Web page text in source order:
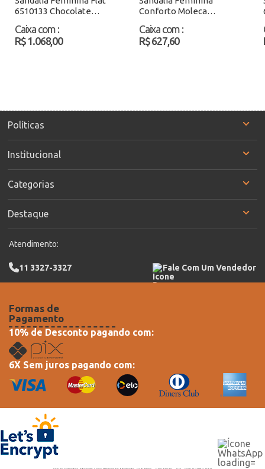
6510133 Chocolate
Caixa com :
R$ 1.068,00
Conforto Moleca
Caixa com :
R$ 627,60
Políticas
Institucional
Categorias
Destaque
Atendimento:
11 3327-3327 Fale Com Um Vendedor
Formas de
Pagamento
10% de Desconto pagando com:
6X Sem juros pagando com: